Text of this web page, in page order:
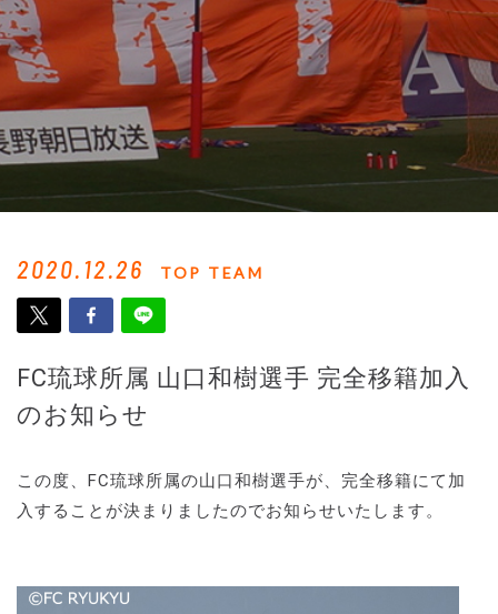
2020.12.26 TOP TEAM
FC琉球所属 山口和樹選手 完全移籍加入
のお知らせ
この度、FC琉球所属の山口和樹選手が、完全移籍にて加
入することが決まりましたのでお知らせいたします。